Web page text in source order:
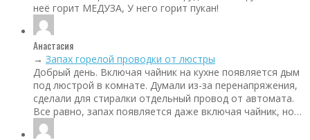
неё горит МЕДУЗА, У него горит пукан!
Анастасия
→ Запах горелой проводки от люстры
Добрый день. Включая чайник на кухне появляется дым
под люстрой в комнате. Думали из-за перенапряжения,
сделали для стиралки отдельный провод от автомата.
Все равно, запах появляется даже включая чайник, но…